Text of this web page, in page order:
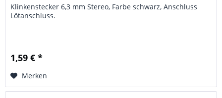
Klinkenstecker 6,3 mm Stereo, Farbe schwarz, Anschluss
Lötanschluss.
1,59 € *
Merken